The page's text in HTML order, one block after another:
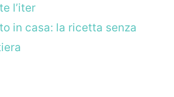
l’iter
in casa: la ricetta senza